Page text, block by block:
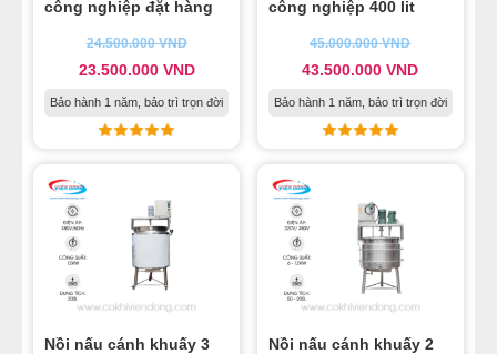
công nghiệp đặt hàng
24.500.000VND
23.500.000 VND
Bảo hành 1 năm, bảo trì trọn đời
công nghiệp 400 lit
45.000.000VND
43.500.000VND
Bảo hành 1 năm, bảo trì trọn đời
Nồi nấu cánh khuấy 3
Nồi nấu cánh khuấy 2